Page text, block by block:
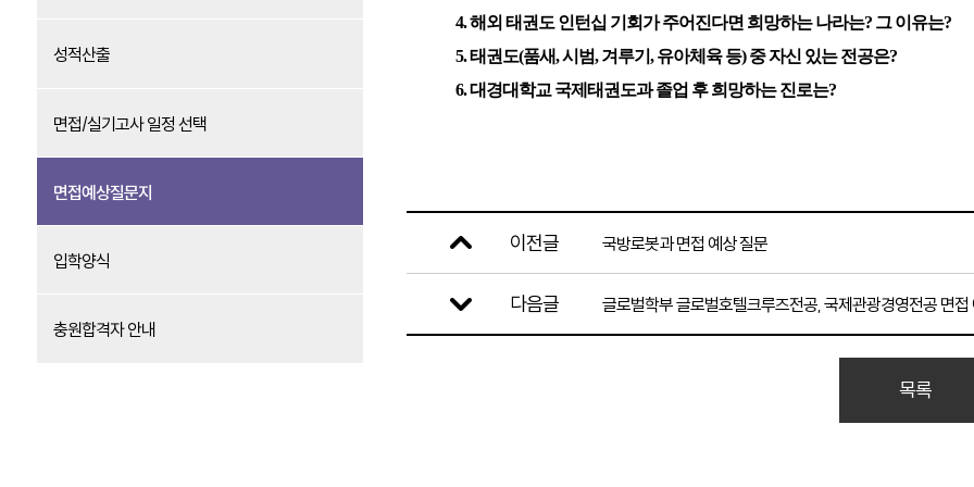
성적산출
면접/실기고사 일정 선택
면접예상질문지
입학양식
충원합격자 안내
4. 해외 태권도 인턴십 기회가 주어진다면 희망하는 나라는? 그 이유는?
5. 태권도(품새, 시범, 겨루기, 유아체육 등) 중 자신 있는 전공은?
6. 대경대학교 국제태권도과 졸업 후 희망하는 진로는?
이전글 국방로봇과 면접 예상 질문
다음글 글로벌학부 글로벌호텔크루즈전공, 국제관광경영전공 면접
목록